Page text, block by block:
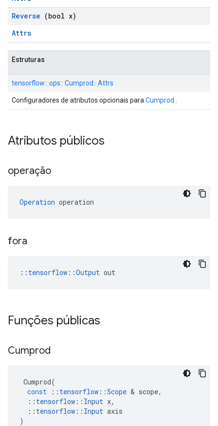
Reverse (bool x)
Attrs
Estruturas
tensorflow:: ops:: Cumprod:: Attrs
Configuradores de atributos opcionais para Cumprod
Atributos públicos
operação
Operation operation
fora
:: tensorflow::Output out
Funções públicas
Cumprod
Cumprod(
const
:: tensorflow ::Scope & scope,
:: tensorflow :: Input x,
:: tensorflow :: Input axis
)